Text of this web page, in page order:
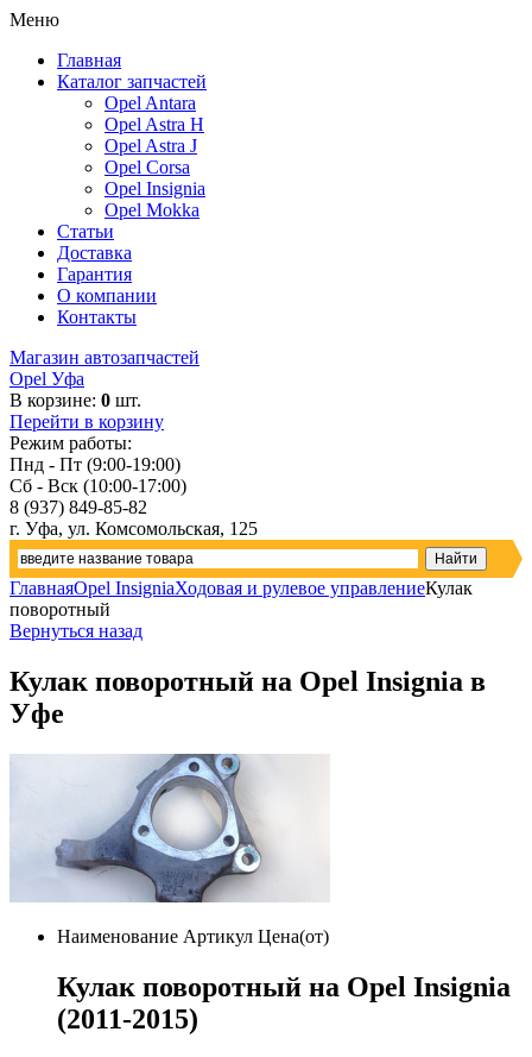
Меню
Главная
Каталог запчастей
Opel Antara
Opel Astra H
Opel Astra J
Opel Corsa
Opel Insignia
Opel Mokka
Статьи
Доставка
Гарантия
О компании
Контакты
Магазин автозапчастей
Opel Уфа
В корзине: 0 шт.
Перейти в корзину
Режим работы:
Пнд - Пт (9:00-19:00)
Сб - Вск (10:00-17:00)
8 (937) 849-85-82
г. Уфа, ул. Комсомольская, 125
ГлавнаяOpel InsigniaХодовая и рулевое управлениеКулак
поворотный
Вернуться назад
Кулак поворотный на Opel Insignia в
Уфе
Наименование Артикул Цена(от)
Кулак поворотный на Opel Insignia
(2011-2015)